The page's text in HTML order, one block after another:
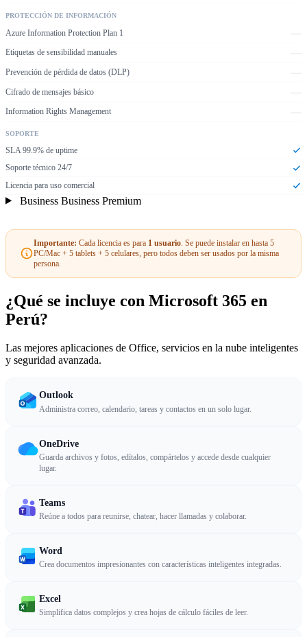
PROTECCIÓN DE INFORMACIÓN
Azure Information Protection Plan 1 —
Etiquetas de sensibilidad manuales —
Prevención de pérdida de datos (DLP) —
Cifrado de mensajes básico —
Information Rights Management —
SOPORTE
SLA 99.9% de uptime
Soporte técnico 24/7
Licencia para uso comercial
Business Business Premium
Importante: Cada licencia es para 1 usuario . Se puede instalar en hasta 5
PC/Mac + 5 tablets + 5 celulares, pero todos deben ser usados por la misma
persona.
¿Qué se incluye con Microsoft 365 en
Perú?
Las mejores aplicaciones de Office, servicios en la nube inteligentes
y seguridad avanzada.
Outlook
Administra correo, calendario, tareas y contactos en un solo lugar.
OneDrive
Guarda archivos y fotos, edítalos, compártelos y accede desde cualquier
lugar.
Teams
Reúne a todos para reunirse, chatear, hacer llamadas y colaborar.
Word
Crea documentos impresionantes con características inteligentes integradas.
Excel
Simplifica datos complejos y crea hojas de cálculo fáciles de leer.